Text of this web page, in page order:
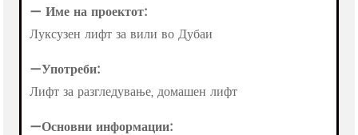
— Име на проектот:
Луксузен лифт за вили во Дубаи
—Употреби:
Лифт за разгледување, домашен лифт
—Основни информации: